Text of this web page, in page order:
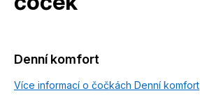
Denní komfort
Více informací o čočkách Denní komfort